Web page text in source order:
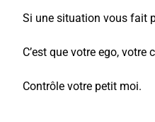
Si une situation vous fait
C’est que votre ego,
Contrôle votre petit moi.